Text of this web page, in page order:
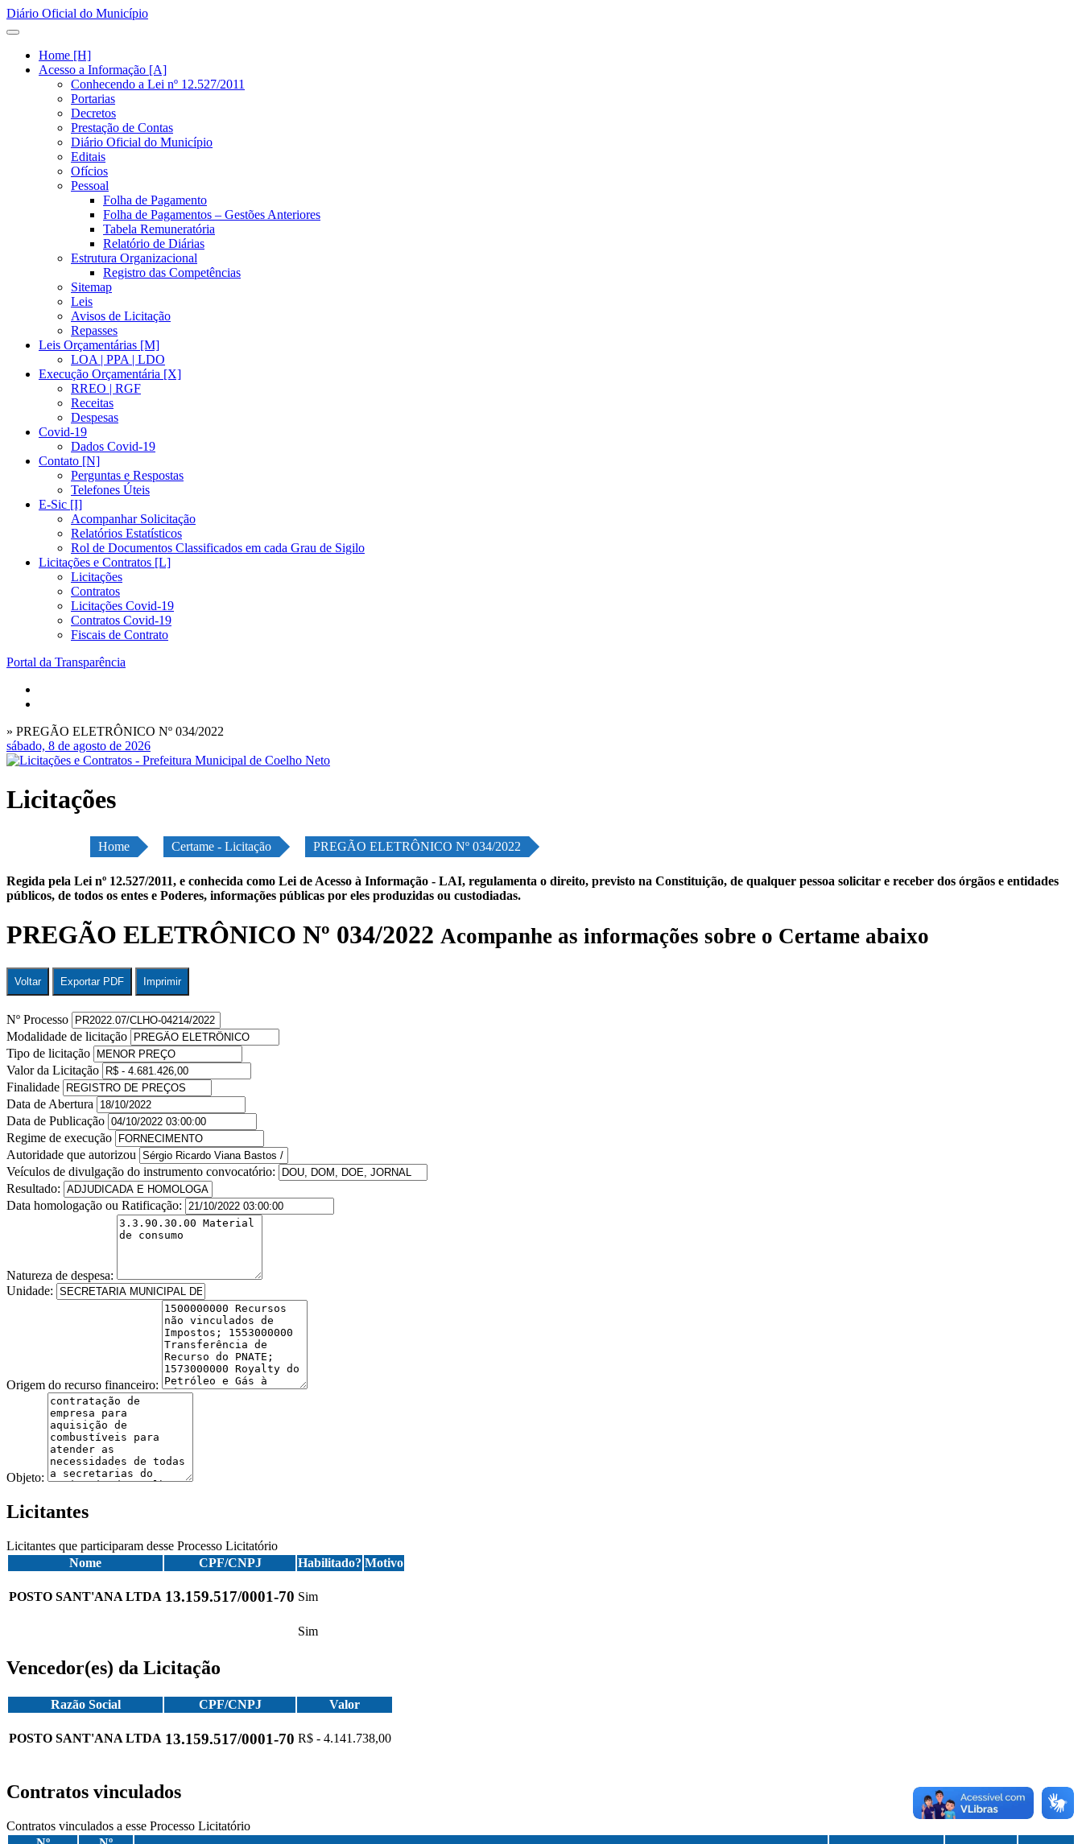
Diário Oficial do Município
Home [H]
Acesso a Informação [A]
Conhecendo a Lei nº 12.527/2011
Portarias
Decretos
Prestação de Contas
Diário Oficial do Município
Editais
Ofícios
Pessoal
Folha de Pagamento
Folha de Pagamentos – Gestões Anteriores
Tabela Remuneratória
Relatório de Diárias
Estrutura Organizacional
Registro das Competências
Sitemap
Leis
Avisos de Licitação
Repasses
Leis Orçamentárias [M]
LOA | PPA | LDO
Execução Orçamentária [X]
RREO | RGF
Receitas
Despesas
Covid-19
Dados Covid-19
Contato [N]
Perguntas e Respostas
Telefones Úteis
E-Sic [I]
Acompanhar Solicitação
Relatórios Estatísticos
Rol de Documentos Classificados em cada Grau de Sigilo
Licitações e Contratos [L]
Licitações
Contratos
Licitações Covid-19
Contratos Covid-19
Fiscais de Contrato
Portal da Transparência
» PREGÃO ELETRÔNICO Nº 034/2022
sábado, 8 de agosto de 2026
Licitações
Home Certame - Licitação PREGÃO ELETRÔNICO Nº 034/2022
Regida pela Lei nº 12.527/2011, e conhecida como Lei de Acesso à Informação - LAI, regulamenta o direito, previsto na Constituição, de qualquer pessoa solicitar e receber dos órgãos e entidades
públicos, de todos os entes e Poderes, informações públicas por eles produzidas ou custodiadas.
PREGÃO ELETRÔNICO Nº 034/2022 Acompanhe as informações sobre o Certame abaixo
Voltar Exportar PDF Imprimir
Nº Processo
Modalidade de licitação
Tipo de licitação
Valor da Licitação
Finalidade
Data de Abertura
Data de Publicação
Regime de execução
Autoridade que autorizou
Veículos de divulgação do instrumento convocatório:
Resultado:
Data homologação ou Ratificação:
Natureza de despesa:
Unidade:
Origem do recurso financeiro:
Objeto:
Licitantes
Licitantes que participaram desse Processo Licitatório
Nome
CPF/CNPJ Habilitado? Motivo
POSTO SANT'ANA LTDA 13.159.517/0001-70 Sim
Sim
Vencedor(es) da Licitação
Razão Social CPF/CNPJ Valor
POSTO SANT'ANA LTDA 13.159.517/0001-70 R$ - 4.141.738,00
Contratos vinculados
Contratos vinculados a esse Processo Licitatório